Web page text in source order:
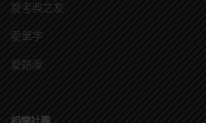
愛考典之友
愛單字
愛題庫